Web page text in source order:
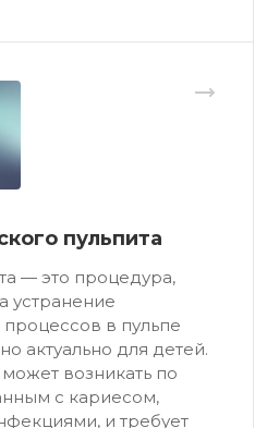
пульпита
— это процедура,
устранение
процессов в пульпе
актуально для детей.
возникать по
с кариесом,
и требует